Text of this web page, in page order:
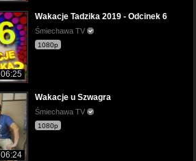
06:25
Wakacje Tadzika 2019 - Odcinek 6
Śmiechawa TV
1080p
06:24
Wakacje u Szwagra
Śmiechawa TV
1080p